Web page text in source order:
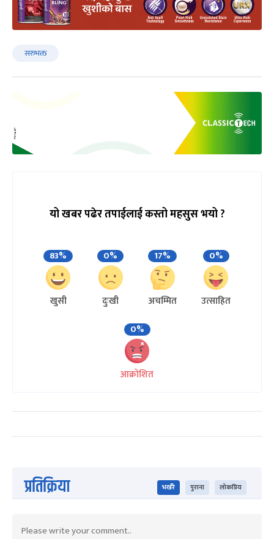
सरुभक्त
यो खबर पढेर तपाईलाई कस्तो महसुस भयो ?
83%
खुसी
0%
दुःखी
17%
अचम्मित
0%
उत्साहित
0%
आक्रोशित
प्रतिक्रिया भर्खरै पुराना लोकप्रिय